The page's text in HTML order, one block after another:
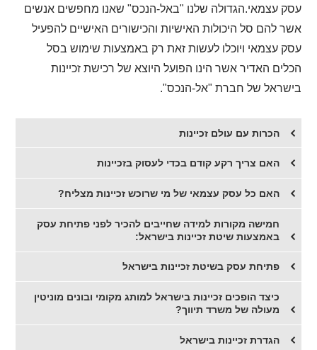
עסק עצמאי.הגדולה שלנו "באל-הנכס" שאנו מחפשים אנשים
אשר להם סל היכולות האישיות והכישורים האישיים להפעיל
עסק עצמאי ויוכלו לעשות זאת רק באמצעות שימוש בסל
הכלים האדיר אשר הינו הפועל היוצא של רכישת זכיינות
בישראל של חברת "אל-הנכס".
הכרות עם עולם זכיינות
האם צריך רקע קודם בכדי לעסוק בזכיינות
האם כל עסק עצמאי של מי שרוכש זכיינות מצליח?
חמישה מקורות למידה שחייבים להכיר לפני פתיחת עסק
באמצעות שיטת זכיינות בישראל:
פתיחת עסק בשיטת זכיינות בישראל
כיצד הופכים זכיינות בישראל למותג מקומי ובונים מוניטין
מעולה של משרד תיווך?
הגדרת זכיינות בישראל